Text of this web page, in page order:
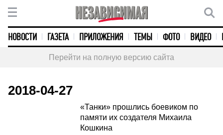
НОВОСТИ ГАЗЕТА ПРИЛОЖЕНИЯ ТЕМЫ ФОТО ВИДЕО
Перейти на полную версию сайта
2018-04-27
«Танки» прошлись боевиком по
памяти их создателя Михаила
Кошкина